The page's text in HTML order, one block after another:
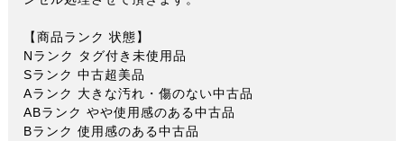
【商品ランク 状態】
Nランク タグ付き未使用品
Sランク 中古超美品
Aランク 大きな汚れ・傷のない中古品
ABランク やや使用感のある中古品
Bランク 使用感のある中古品